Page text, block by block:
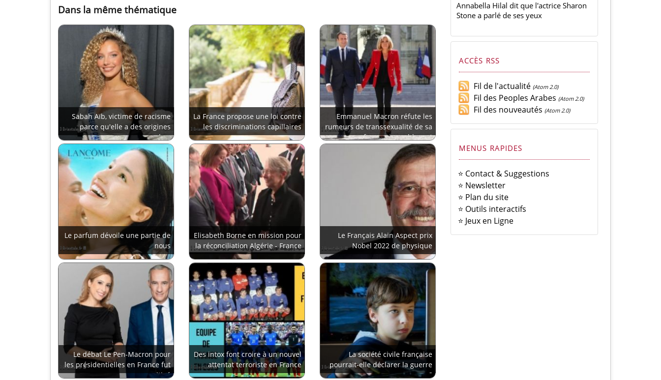
Dans la même thématique
Sabah Aïb, victime de racisme
parce qu'elle a des origines
arabes
La France propose une loi contre
les discriminations capillaires
Emmanuel Macron réfute les
rumeurs de transsexualité de sa
femme (sans blague)
Le parfum dévoile une partie de
nous
Elisabeth Borne en mission pour
la réconciliation Algérie - France
Le Français Alain Aspect prix
Nobel 2022 de physique
Le débat Le Pen-Macron pour
les présidentielles en France fut
mitigé
Des intox font croire à un nouvel
attentat terroriste en France
La société civile française
pourrait-elle déclarer la guerre
au porno?
Annabella Hilal dit que l'actrice Sharon
Stone a parlé de ses yeux
ACCÈS RSS
Fil de l'actualité (Atom 2.0)
Fil des Peoples Arabes (Atom 2.0)
Fil des nouveautés (Atom 2.0)
MENUS RAPIDES
⭐ Contact & Suggestions
⭐ Newsletter
⭐ Plan du site
⭐ Outils interactifs
⭐ Jeux en Ligne